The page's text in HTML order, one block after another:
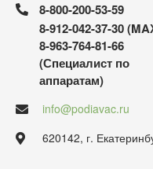
8-800-200-53-59
8-912-042-37-30
8-963-764-81-66
(Специалист по
аппаратам)
info@podiavac.ru
620142, г.